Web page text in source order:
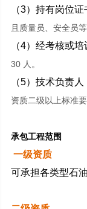
（3）持有岗位
且质量员、安全员
（4）经考核或
30 人。
（5）技术负责
资质二级以上标准
承包工程范围
一级资质
可承担各类型石